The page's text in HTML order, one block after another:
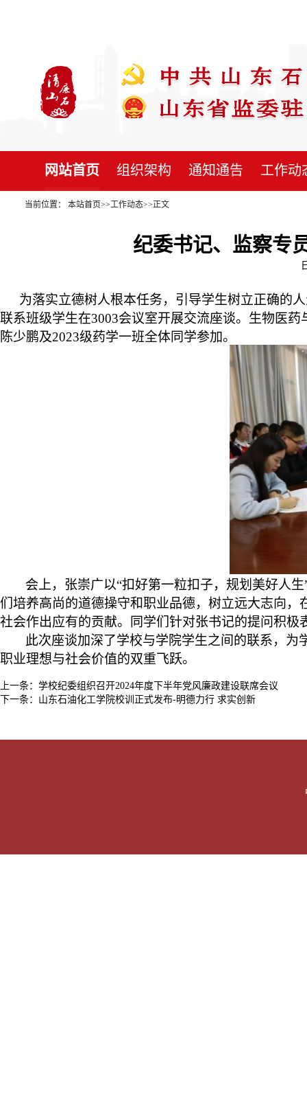
网站首页 组织架构 通知通告 工作动
当前位置： 本站首页>>工作动态>>正文
纪委书记、监察专
为落实立德树人根本任务，引导学生树立正确的
联系班级学生在3003会议室开展交流座谈。生物医
陈少鹏及2023级药学一班全体同学参加。
会上，张崇广以“扣好第一粒扣子，规划美好人
们培养高尚的道德操守和职业品德，树立远大志向
社会作出应有的贡献。同学们针对张书记的提问积
此次座谈加深了学校与学院学生之间的联系，
职业理想与社会价值的双重飞跃。
上一条： 学校纪委组织召开2024年度下半年党风廉政建设联席会议
下一条： 山东石油化工学院校训正式发布-明德力行 求实创新